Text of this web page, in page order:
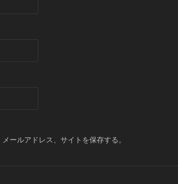
ールアドレス、サイトを保存する。